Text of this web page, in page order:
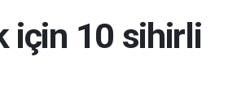
için 10 sihirli